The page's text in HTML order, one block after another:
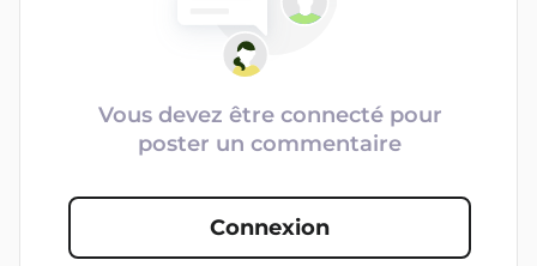
Vous devez être connecté pour
poster un commentaire
Connexion